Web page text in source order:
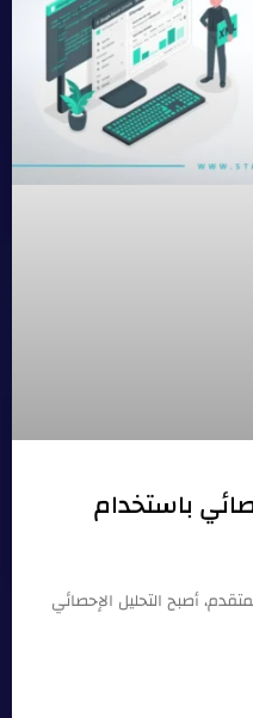
باستخدام
أصبح التحليل الإحصائي